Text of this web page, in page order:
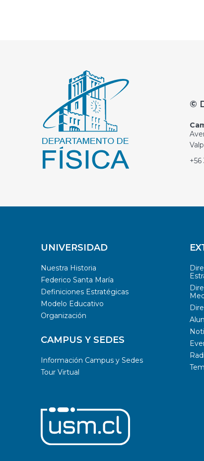
©
UNIVERSIDAD
Nuestra Historia
Federico Santa María
Definiciones Estratégicas
Modelo Educativo
Organización
CAMPUS Y SEDES
Información Campus y Sedes
Tour Virtual